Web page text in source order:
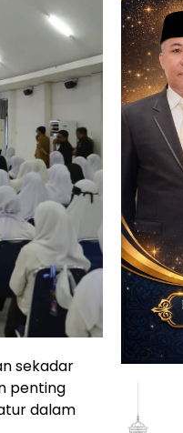
sekadar
penting
dalam